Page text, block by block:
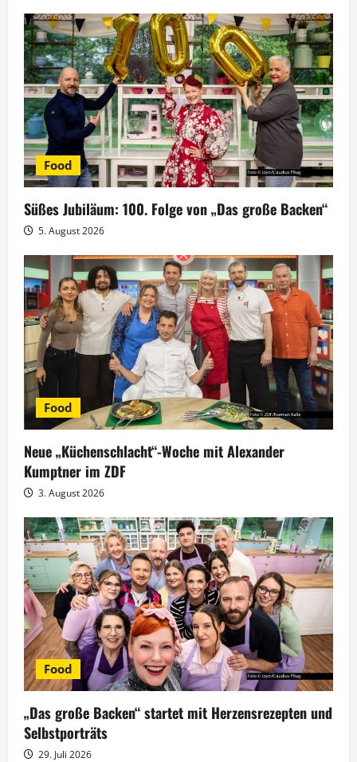
s
n
a
v
i
g
a
t
i
o
n
Food
Süßes Jubiläum: 100. Folge von „Das große Backen“
5. August 2026
Food
Neue „Küchenschlacht“-Woche mit Alexander
Kumptner im ZDF
3. August 2026
Food
„Das große Backen“ startet mit Herzensrezepten und
Selbstporträts
29. Juli 2026